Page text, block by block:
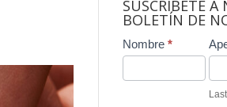
SUSCRÍBETE A
BOLETÍN DE
Contact
Us
Nombre *
Last